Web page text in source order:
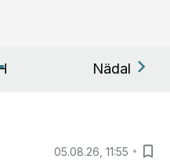
Nädal
05.08.26, 11:55